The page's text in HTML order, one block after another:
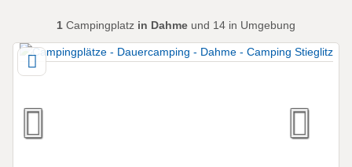
1 Campingplatz in Dahme und 14 in Umgebung